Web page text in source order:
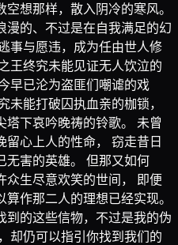
想那样，散入阴冷的寒风。
漫的、不过是在自我满足的幻
事与愿违，成为任由世人修
王终究未能见证无人饮泣的
早已沦为盗匪们嘲谑的戏
能打破囚执血亲的枷锁，
下哀吟晚祷的铃歌。 未曾
心上人的性命， 窃走昔日
无害的英雄。 但那又如何
众生尽意欢笑的世间， 即便
作那二人的理想已经实现。
到的这些信物，不过是我的伪
却仍可以指引你找到我们的